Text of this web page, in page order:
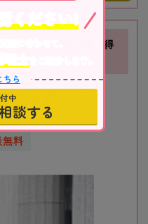
る相続や相続税対策が得
事務所
新大阪駅
無料
産に合わせて、
理士 をご紹介します。
ちら
中
談する